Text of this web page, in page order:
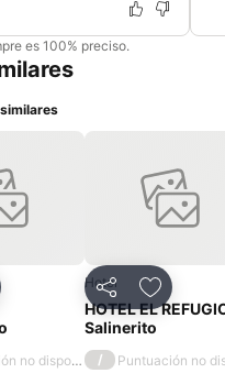
es 100% preciso.
a favoritos
no disponible
CompartirAgregar
Hotel
HOTEL EL
Salinerito
/ Puntuación no